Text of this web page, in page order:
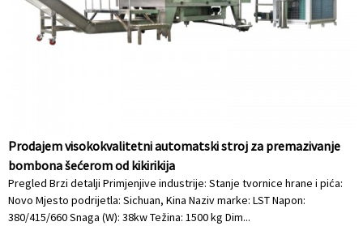
Prodajem visokokvalitetni automatski stroj za premazivanje
bombona šećerom od kikirikija
Pregled Brzi detalji Primjenjive industrije: Stanje tvornice hrane i pića:
Novo Mjesto podrijetla: Sichuan, Kina Naziv marke: LST Napon:
380/415/660 Snaga (W): 38kw Težina: 1500 kg Dim...